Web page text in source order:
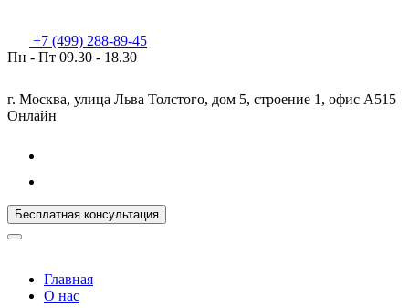
+7 (499) 288-89-45
Пн - Пт 09.30 - 18.30
г. Москва, улица Льва Толстого, дом 5, строение 1, офис А515
Онлайн
Бесплатная консультация
Главная
О нас